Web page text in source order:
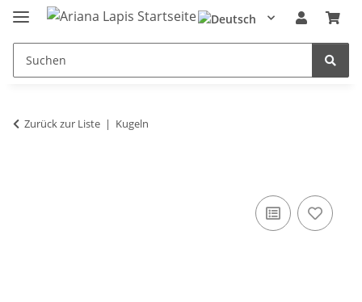
Zurück zur Liste Kugeln